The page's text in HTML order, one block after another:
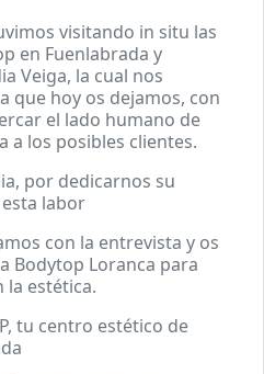
visitando in situ las
en Fuenlabrada y
Veiga, la cual nos
que hoy os dejamos, con
el lado humano de
a los posibles clientes.
por dedicarnos su
labor
con la entrevista y os
Bodytop Loranca para
estética.
tu centro estético de